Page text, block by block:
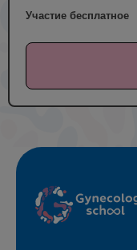
Участие бесплатное